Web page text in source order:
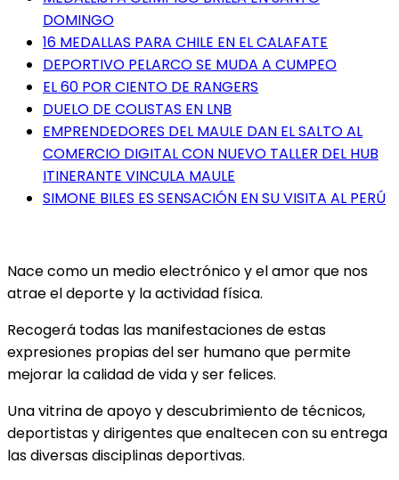
DOMINGO
16 MEDALLAS PARA CHILE EN EL CALAFATE
DEPORTIVO PELARCO SE MUDA A CUMPEO
EL 60 POR CIENTO DE RANGERS
DUELO DE COLISTAS EN LNB
EMPRENDEDORES DEL MAULE DAN EL SALTO AL
COMERCIO DIGITAL CON NUEVO TALLER DEL HUB
ITINERANTE VINCULA MAULE
SIMONE BILES ES SENSACIÓN EN SU VISITA AL PERÚ
Nace como un medio electrónico y el amor que nos
atrae el deporte y la actividad física.
Recogerá todas las manifestaciones de estas
expresiones propias del ser humano que permite
mejorar la calidad de vida y ser felices.
Una vitrina de apoyo y descubrimiento de técnicos,
deportistas y dirigentes que enaltecen con su entrega
las diversas disciplinas deportivas.